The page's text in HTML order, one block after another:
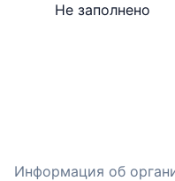
Не заполнено
Информация об